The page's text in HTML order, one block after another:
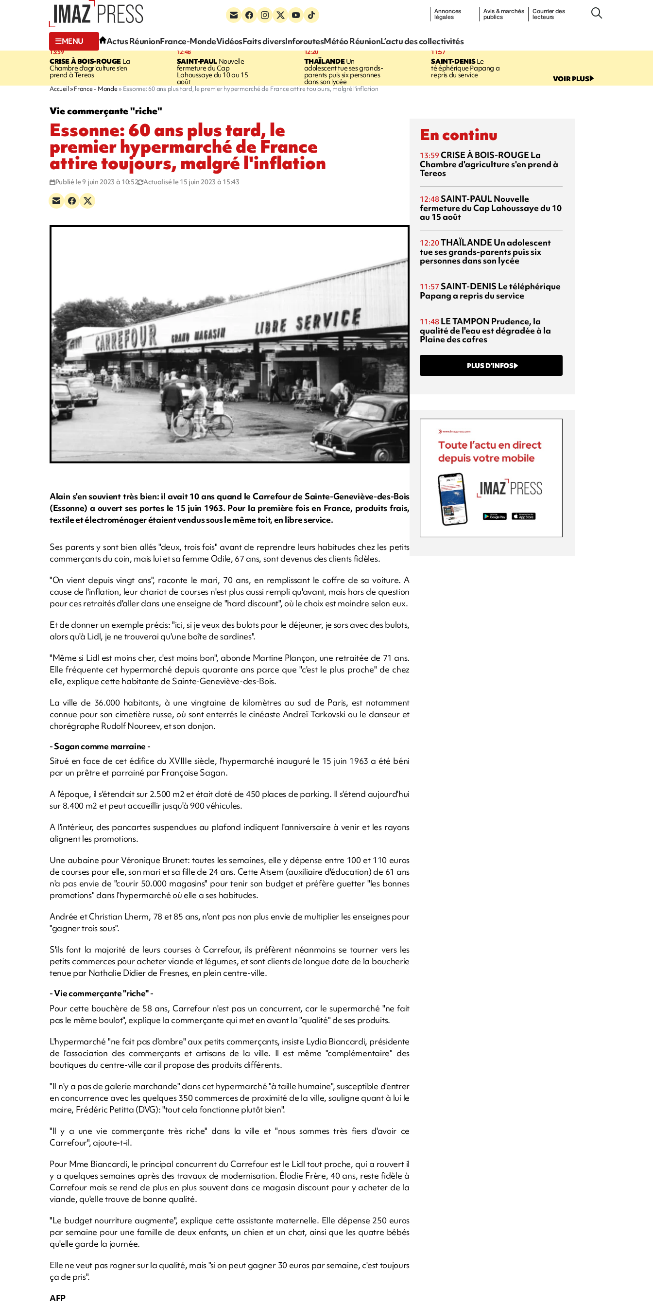
Annonces
légales
Avis & marchés
publics
Courrier des
lecteurs
MENU Actus RéunionFrance-MondeVidéosFaits diversInforoutesMétéo RéunionL’actu des collectivités
13:59
CRISE À BOIS-ROUGELa
Chambre d'agriculture s'en
prend à Tereos
12:48
SAINT-PAULNouvelle
fermeture du Cap
Lahoussaye du 10 au 15
août
12:20
THAÏLANDEUn
adolescent tue ses grands-
parents puis six personnes
dans son lycée
11:57
SAINT-DENISLe
téléphérique Papang a
repris du service VOIR PLUS
Accueil France - Monde Essonne: 60 ans plus tard, le premier hypermarché de France attire toujours, malgré l'inflation
Vie commerçante "riche"
Essonne: 60 ans plus tard, le
premier hypermarché de France
attire toujours, malgré l'inflation
Publié le 9 juin 2023 à 10:52 Actualisé le 15 juin 2023 à 15:43
Alain s'en souvient très bien: il avait 10 ans quand le Carrefour de Sainte-Geneviève-des-Bois
(Essonne) a ouvert ses portes le 15 juin 1963. Pour la première fois en France, produits frais,
textile et électroménager étaient vendus sous le même toit, en libre service.
Ses parents y sont bien allés "deux, trois fois" avant de reprendre leurs habitudes chez les petits
commerçants du coin, mais lui et sa femme Odile, 67 ans, sont devenus des clients fidèles.
"On vient depuis vingt ans", raconte le mari, 70 ans, en remplissant le coffre de sa voiture. A
cause de l'inflation, leur chariot de courses n'est plus aussi rempli qu'avant, mais hors de question
pour ces retraités d'aller dans une enseigne de "hard discount", où le choix est moindre selon eux.
Et de donner un exemple précis: "ici, si je veux des bulots pour le déjeuner, je sors avec des bulots,
alors qu'à Lidl, je ne trouverai qu'une boîte de sardines".
"Même si Lidl est moins cher, c'est moins bon", abonde Martine Plançon, une retraitée de 71 ans.
Elle fréquente cet hypermarché depuis quarante ans parce que "c'est le plus proche" de chez
elle, explique cette habitante de Sainte-Geneviève-des-Bois.
La ville de 36.000 habitants, à une vingtaine de kilomètres au sud de Paris, est notamment
connue pour son cimetière russe, où sont enterrés le cinéaste Andreï Tarkovski ou le danseur et
chorégraphe Rudolf Noureev, et son donjon.
- Sagan comme marraine -
Situé en face de cet édifice du XVIIIe siècle, l'hypermarché inauguré le 15 juin 1963 a été béni
par un prêtre et parrainé par Françoise Sagan.
A l'époque, il s'étendait sur 2.500 m2 et était doté de 450 places de parking. Il s'étend aujourd'hui
sur 8.400 m2 et peut accueillir jusqu'à 900 véhicules.
A l'intérieur, des pancartes suspendues au plafond indiquent l'anniversaire à venir et les rayons
alignent les promotions.
Une aubaine pour Véronique Brunet: toutes les semaines, elle y dépense entre 100 et 110 euros
de courses pour elle, son mari et sa fille de 24 ans. Cette Atsem (auxiliaire d'éducation) de 61 ans
n'a pas envie de "courir 50.000 magasins" pour tenir son budget et préfère guetter "les bonnes
promotions" dans l'hypermarché où elle a ses habitudes.
Andrée et Christian Lherm, 78 et 85 ans, n'ont pas non plus envie de multiplier les enseignes pour
"gagner trois sous".
S'ils font la majorité de leurs courses à Carrefour, ils préfèrent néanmoins se tourner vers les
petits commerces pour acheter viande et légumes, et sont clients de longue date de la boucherie
tenue par Nathalie Didier de Fresnes, en plein centre-ville.
- Vie commerçante "riche" -
Pour cette bouchère de 58 ans, Carrefour n'est pas un concurrent, car le supermarché "ne fait
pas le même boulot", explique la commerçante qui met en avant la "qualité" de ses produits.
L'hypermarché "ne fait pas d'ombre" aux petits commerçants, insiste Lydia Biancardi, présidente
de l'association des commerçants et artisans de la ville. Il est même "complémentaire" des
boutiques du centre-ville car il propose des produits différents.
"Il n'y a pas de galerie marchande" dans cet hypermarché "à taille humaine", susceptible d'entrer
en concurrence avec les quelques 350 commerces de proximité de la ville, souligne quant à lui le
maire, Frédéric Petitta (DVG): "tout cela fonctionne plutôt bien".
"Il y a une vie commerçante très riche" dans la ville et "nous sommes très fiers d'avoir ce
Carrefour", ajoute-t-il.
Pour Mme Biancardi, le principal concurrent du Carrefour est le Lidl tout proche, qui a rouvert il
y a quelques semaines après des travaux de modernisation. Élodie Frère, 40 ans, reste fidèle à
Carrefour mais se rend de plus en plus souvent dans ce magasin discount pour y acheter de la
viande, qu'elle trouve de bonne qualité.
"Le budget nourriture augmente", explique cette assistante maternelle. Elle dépense 250 euros
par semaine pour une famille de deux enfants, un chien et un chat, ainsi que les quatre bébés
qu'elle garde la journée.
Elle ne veut pas rogner sur la qualité, mais "si on peut gagner 30 euros par semaine, c'est toujours
ça de pris".
AFP
En continu
13:59 CRISE À BOIS-ROUGE La
Chambre d'agriculture s'en prend à
Tereos
12:48 SAINT-PAULNouvelle
fermeture du Cap Lahoussaye du 10
au 15 août
12:20THAÏLANDE Un adolescent
tue ses grands-parents puis six
personnes dans son lycée
11:57 SAINT-DENIS Le téléphérique
Papang a repris du service
11:48 LE TAMPON Prudence, la
qualité de l'eau est dégradée à la
Plaine des cafres
PLUS D’INFOS